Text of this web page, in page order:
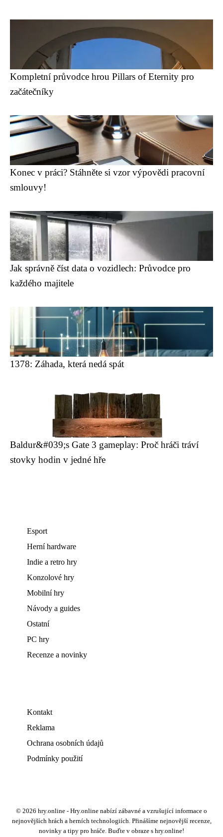
Kompletní průvodce hrou Pillars of Eternity pro
začátečníky
Konec v práci? Stáhněte si vzor výpovědi pracovní
smlouvy!
Jak správně číst data o vozidlech: Průvodce pro
každého majitele
1378: Záhada, která nedá spát
Baldur&#039;s Gate 3 gameplay: Proč hráči tráví
stovky hodin v jedné hře
Esport
Herní hardware
Indie a retro hry
Konzolové hry
Mobilní hry
Návody a guides
Ostatní
PC hry
Recenze a novinky
Kontakt
Reklama
Ochrana osobních údajů
Podmínky použití
© 2026 hry.online - Hry.online nabízí zábavné a vzrušující informace o
nejnovějších hrách a herních technologiích. Přinášíme nejnovější recenze,
novinky a tipy pro hráče. Buďte v obraze s hry.online!